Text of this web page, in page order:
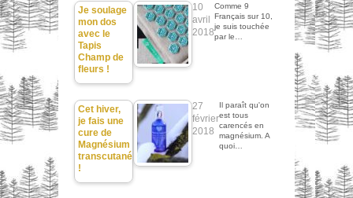
Je soulage
mon dos
avec le
Tapis
Champ de
fleurs !
10
avril
2018
Comme 9
Français sur 10,
je suis touchée
par le…
Cet hiver,
je fais une
cure de
Magnésium
transcutané
!
27
février
2018
Il paraît qu'on
est tous
carencés en
magnésium. A
quoi…